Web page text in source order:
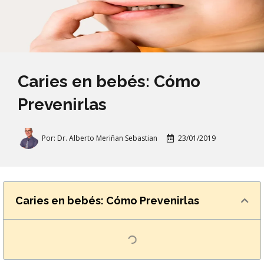
Caries en bebés: Cómo
Prevenirlas
Por: Dr. Alberto Meriñan Sebastian 23/01/2019
Caries en bebés: Cómo Prevenirlas